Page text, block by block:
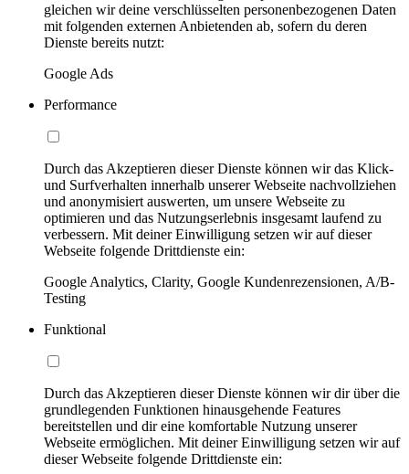
gleichen wir deine verschlüsselten personenbezogenen Daten
mit folgenden externen Anbietenden ab, sofern du deren
Dienste bereits nutzt:
Google Ads
Performance
Durch das Akzeptieren dieser Dienste können wir das Klick-
und Surfverhalten innerhalb unserer Webseite nachvollziehen
und anonymisiert auswerten, um unsere Webseite zu
optimieren und das Nutzungserlebnis insgesamt laufend zu
verbessern. Mit deiner Einwilligung setzen wir auf dieser
Webseite folgende Drittdienste ein:
Google Analytics, Clarity, Google Kundenrezensionen, A/B-
Testing
Funktional
Durch das Akzeptieren dieser Dienste können wir dir über die
grundlegenden Funktionen hinausgehende Features
bereitstellen und dir eine komfortable Nutzung unserer
Webseite ermöglichen. Mit deiner Einwilligung setzen wir auf
dieser Webseite folgende Drittdienste ein: